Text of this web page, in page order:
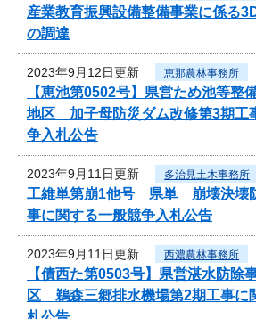
産業教育振興設備整備事業に係る
の調達
2023年9月12日更新 恵那農林事務所
【恵池第0502号】県営ため池等
地区 加子母防災ダム改修第3期工
争入札公告
2023年9月11日更新 多治見土木事務所
工維単第崩1他号 県単 崩壊決壊
事に関する一般競争入札公告
2023年9月11日更新 西濃農林事務所
【債西た第0503号】県営湛水防
区 鵜森三郷排水機場第2期工事に